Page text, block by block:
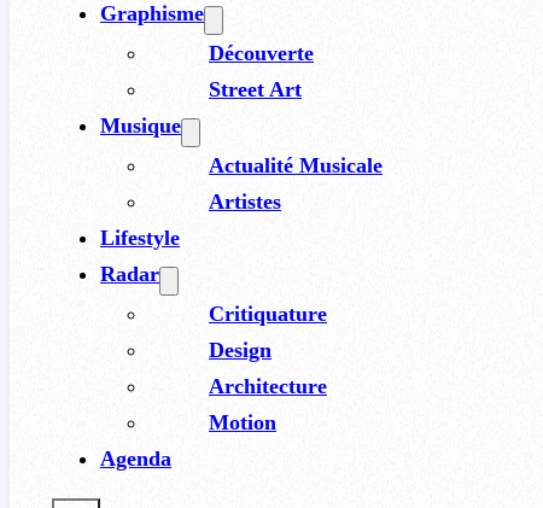
Graphisme
Découverte
Street Art
Musique
Actualité Musicale
Artistes
Lifestyle
Radar
Critiquature
Design
Architecture
Motion
Agenda